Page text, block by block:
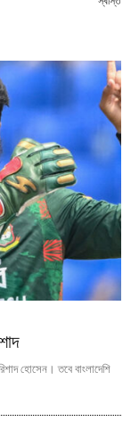
হোসেন। তবে বাংলাদেশি